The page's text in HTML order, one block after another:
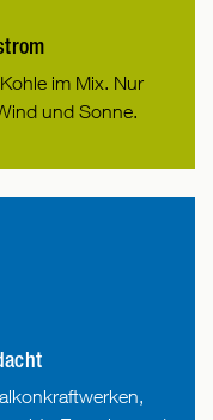
im Mix. Nur
und Sonne.